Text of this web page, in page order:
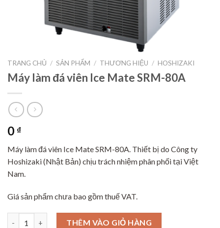
TRANG CHỦ / SẢN PHẨM / THƯƠNG HIỆU / HOSHIZAKI
Máy làm đá viên Ice Mate SRM-80A
0 ₫
Máy làm đá viên Ice Mate SRM-80A. Thiết bị do Công ty
Hoshizaki (Nhật Bản) chịu trách nhiệm phân phối tại Việt
Nam.
Giá sản phẩm chưa bao gồm thuế VAT.
Máy làm đá viên Ice Mate SRM-80A số lượng
THÊM VÀO GIỎ HÀNG